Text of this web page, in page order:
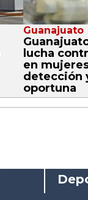
Guanajuato
lucha
en
detección
oportuna